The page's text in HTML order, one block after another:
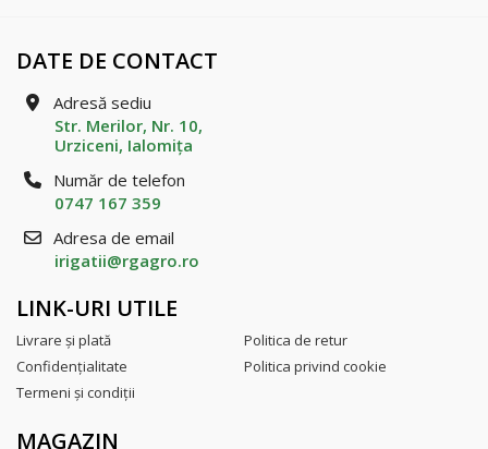
DATE DE CONTACT
Adresă sediu
Str. Merilor, Nr. 10,
Urziceni, Ialomiţa
Număr de telefon
0747 167 359
Adresa de email
irigatii@rgagro.ro
LINK-URI UTILE
Livrare şi plată
Politica de retur
Confidenţialitate
Politica privind cookie
Termeni şi condiţii
MAGAZIN